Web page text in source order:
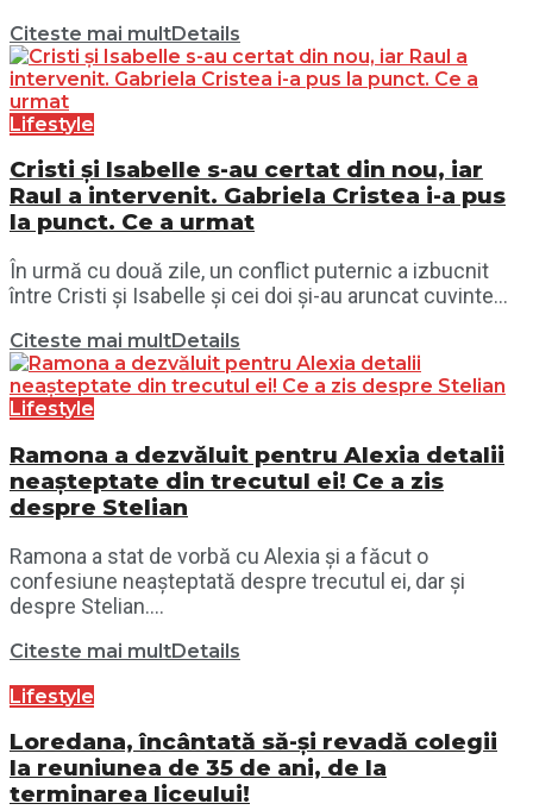
Citeste mai multDetails
Lifestyle
Cristi și Isabelle s-au certat din nou, iar
Raul a intervenit. Gabriela Cristea i-a pus
la punct. Ce a urmat
În urmă cu două zile, un conflict puternic a izbucnit
între Cristi și Isabelle și cei doi și-au aruncat cuvinte...
Citeste mai multDetails
Lifestyle
Ramona a dezvăluit pentru Alexia detalii
neașteptate din trecutul ei! Ce a zis
despre Stelian
Ramona a stat de vorbă cu Alexia și a făcut o
confesiune neașteptată despre trecutul ei, dar și
despre Stelian....
Citeste mai multDetails
Lifestyle
Loredana, încântată să-și revadă colegii
la reuniunea de 35 de ani, de la
terminarea liceului!